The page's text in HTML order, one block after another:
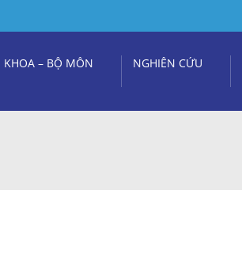
KHOA – BỘ MÔN NGHIÊN CỨU